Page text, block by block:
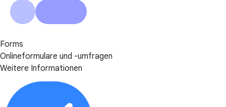
Forms
Onlineformulare und -umfragen
Weitere Informationen